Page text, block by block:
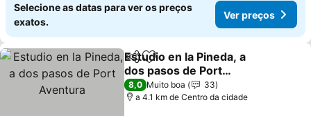
Selecione as datas para ver os preços
exatos.
Ver preços
PartilharAdicionar aos favoritos
Estudio en la Pineda, a
dos pasos de Port
Aventura
Ver preços
8,0 Muito boa
33
a 4.1 km de Centro da cidade